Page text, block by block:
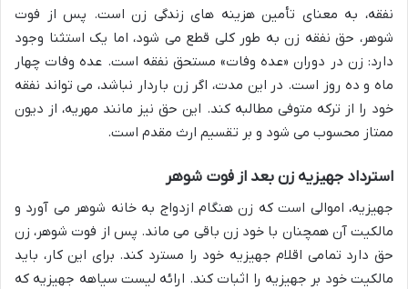
نفقه، به معنای تأمین هزینه های زندگی زن است. پس از فوت
شوهر، حق نفقه زن به طور کلی قطع می شود، اما یک استثنا وجود
دارد: زن در دوران «عده وفات» مستحق نفقه است. عده وفات چهار
ماه و ده روز است. در این مدت، اگر زن باردار نباشد، می تواند نفقه
خود را از ترکه متوفی مطالبه کند. این حق نیز مانند مهریه، از دیون
ممتاز محسوب می شود و بر تقسیم ارث مقدم است.
استرداد جهیزیه زن بعد از فوت شوهر
جهیزیه، اموالی است که زن هنگام ازدواج به خانه شوهر می آورد و
مالکیت آن همچنان با خود زن باقی می ماند. پس از فوت شوهر، زن
حق دارد تمامی اقلام جهیزیه خود را مسترد کند. برای این کار، باید
مالکیت خود بر جهیزیه را اثبات کند. ارائه لیست سیاهه جهیزیه که